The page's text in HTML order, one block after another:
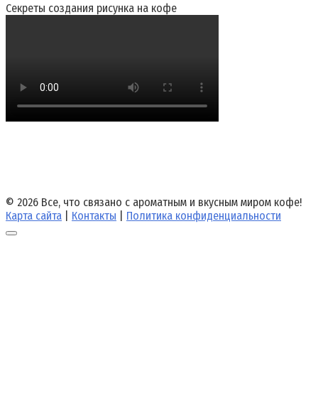
Секреты создания рисунка на кофе
© 2026 Все, что связано с ароматным и вкусным миром кофе!
Карта сайта
Контакты Политика конфиденциальности